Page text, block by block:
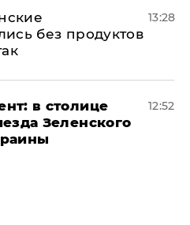
без продуктов
13:28
в столице
Зеленского
12:52